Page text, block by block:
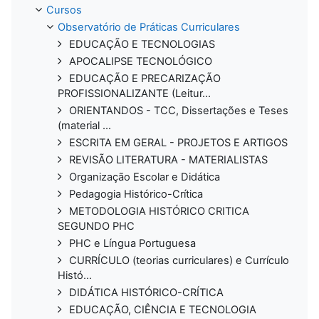
Cursos
Observatório de Práticas Curriculares
EDUCAÇÃO E TECNOLOGIAS
APOCALIPSE TECNOLÓGICO
EDUCAÇÃO E PRECARIZAÇÃO
PROFISSIONALIZANTE (Leitur...
ORIENTANDOS - TCC, Dissertações e Teses
(material ...
ESCRITA EM GERAL - PROJETOS E ARTIGOS
REVISÃO LITERATURA - MATERIALISTAS
Organização Escolar e Didática
Pedagogia Histórico-Crítica
METODOLOGIA HISTÓRICO CRITICA
SEGUNDO PHC
PHC e Língua Portuguesa
CURRÍCULO (teorias curriculares) e Currículo
Histó...
DIDÁTICA HISTÓRICO-CRÍTICA
EDUCAÇÃO, CIÊNCIA E TECNOLOGIA